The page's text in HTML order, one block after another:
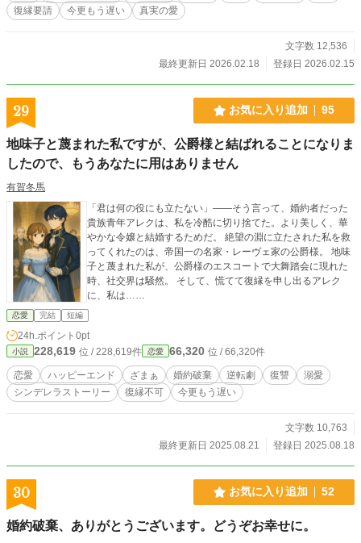
復縁要請
今更もう遅い 真実の愛
文字数 12,536
最終更新日 2026.02.18
登録日 2026.02.15
29 お気に入り追加 95
地味子と蔑まれた私ですが、公爵様と結ばれることになりま
したので、もうあなたに用はありません
有賀冬馬
「君は何の役にも立たない」――そう言って、婚約者だった
貴族青年アレクは、私を冷酷に切り捨てた。より美しく、華
やかな令嬢と結婚するためだ。 絶望の淵に立たされた私を救
ってくれたのは、帝国一の名家・レーヴェ家の公爵様。 地味
子と蔑まれた私が、公爵様のエスコートで大舞踏会に現れた
時、社交界は騒然。 そして、慌てて復縁を申し出るアレク
に、私は……
恋愛 完結 短編
24h.ポイント 0pt
小説 228,619 位 / 228,619件 恋愛 66,320 位 / 66,320件
恋愛 ハッピーエンド ざまぁ 婚約破棄 逆転劇 復讐
溺愛
シンデレラストーリー
復縁不可 今更もう遅い
文字数 10,763
最終更新日 2025.08.21
登録日 2025.08.18
30 お気に入り追加 52
婚約破棄、ありがとうございます。どうぞお幸せに。